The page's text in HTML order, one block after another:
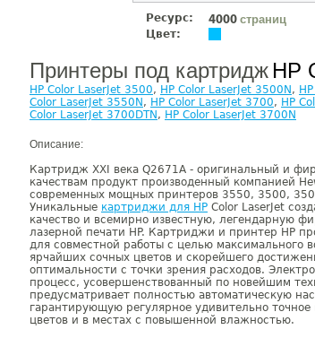
Ресурс: 4000 страниц
Цвет:
Принтеры под картридж HP
HP Color LaserJet 3500, HP Color LaserJet 3500N ,
Color LaserJet 3550N , HP Color LaserJet 3700, HP
Color LaserJet 3700DTN , HP Color LaserJet 3700N
Описание:
Картридж XXI века Q2671A - оригинальный и
качествам продукт производенный компанией
современных мощных принтеров 3550, 3500,
Уникальные картриджи для HP Color LaserJet
качество и всемирно известную, легендарную
лазерной печати HP. Картриджи и принтер HP
для совместной работы с целью максимального
ярчайших сочных цветов и скорейшего
оптимальности с точки зрения расходов.
процесс, усовершенствованный по новейшим
предусматривает полностью автоматическую
гарантирующую регулярное удивительно
цветов и в местах с повышенной влажностью.